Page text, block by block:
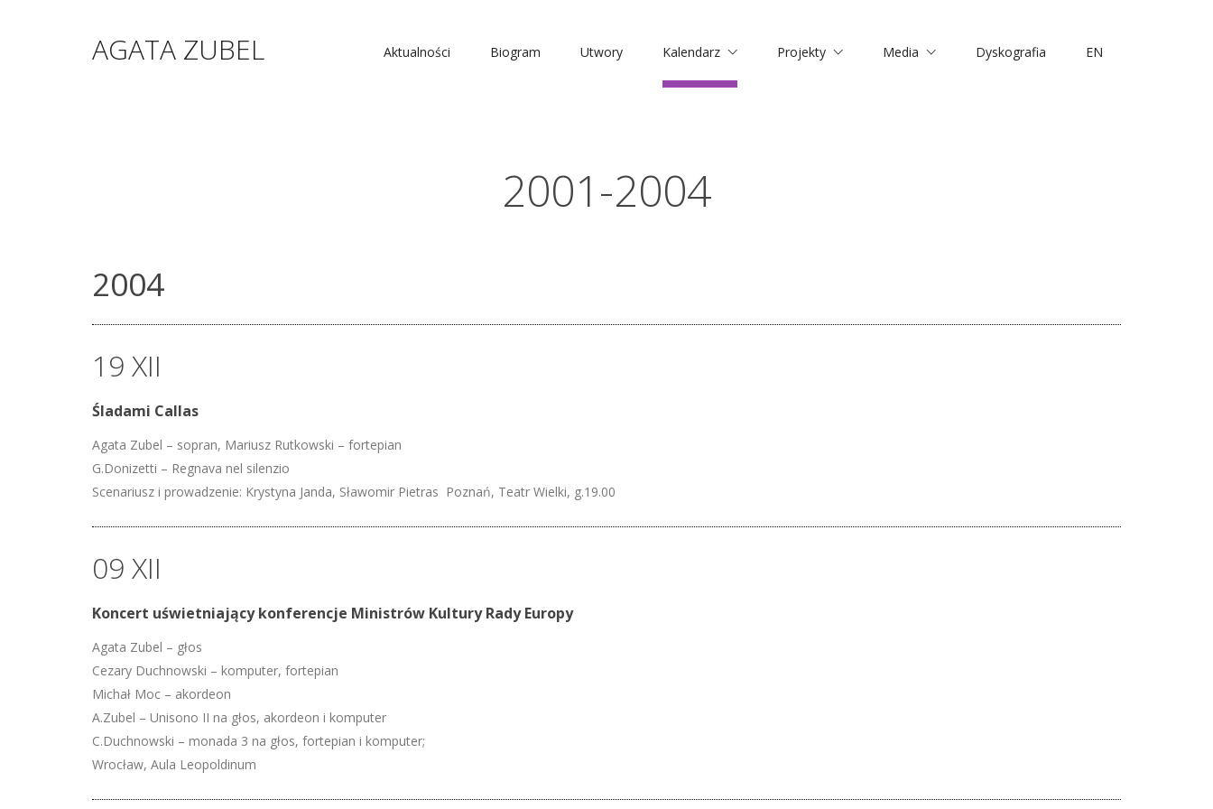
AGATA ZUBEL Aktualności Biogram Utwory Kalendarz Projekty Media Dyskografia EN
2001-2004
2004
19 XII
Śladami Callas
Agata Zubel – sopran, Mariusz Rutkowski – fortepian
G.Donizetti – Regnava nel silenzio
Scenariusz i prowadzenie: Krystyna Janda, Sławomir Pietras Poznań, Teatr Wielki, g.19.00
09 XII
Koncert uświetniający konferencje Ministrów Kultury Rady Europy
Agata Zubel – głos
Cezary Duchnowski – komputer, fortepian
Michał Moc – akordeon
A.Zubel – Unisono II na głos, akordeon i komputer
C.Duchnowski – monada 3 na głos, fortepian i komputer;
Wrocław, Aula Leopoldinum